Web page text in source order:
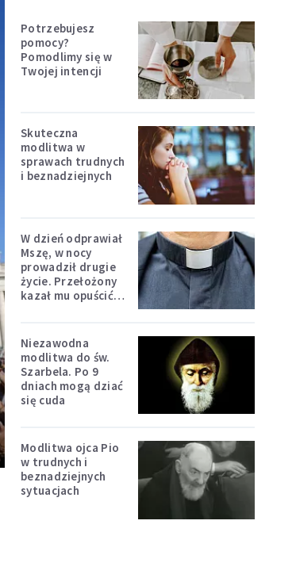
Potrzebujesz
pomocy?
Pomodlimy się w
Twojej intencji
Skuteczna
modlitwa w
sprawach trudnych
i beznadziejnych
W dzień odprawiał
Mszę, w nocy
prowadził drugie
życie. Przełożony
kazał mu opuścić
Niezawodna
modlitwa do św.
Szarbela. Po 9
dniach mogą dziać
się cuda
Modlitwa ojca Pio
w trudnych i
beznadziejnych
sytuacjach